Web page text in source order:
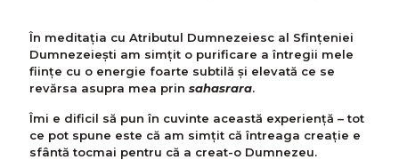
În meditaţia cu Atributul Dumnezeiesc al Sfinţeniei
Dumnezeieşti am simţit o purificare a întregii mele
fiinţe cu o energie foarte subtilă şi elevată ce se
revărsa asupra mea prin sahasrara.
Îmi e dificil să pun în cuvinte această experienţă – tot
ce pot spune este că am simţit că întreaga creaţie e
sfântă tocmai pentru că a creat-o Dumnezeu.